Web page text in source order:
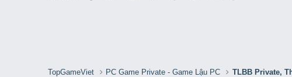
TopGameViet PC Game Private - Game Lậu PC TLBB Private,